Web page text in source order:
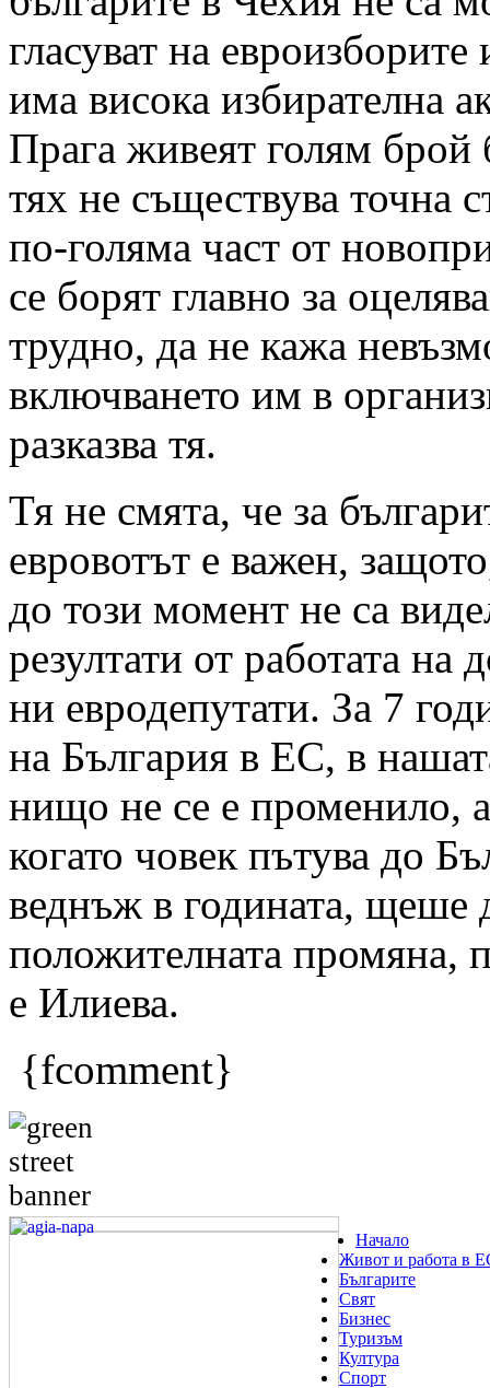
гласуват на
има висока избирателна
Прага живеят голям брой
тях не съществува точна
по-голяма част от
се борят главно за
трудно, да не кажа
включването им в
разказва тя.
Тя не смята, че за
евровотът е важен,
до този момент не са
резултати от работата на
ни евродепутати. За 7
на България в ЕС, в
нищо не се е променило,
когато човек пътува до
веднъж в годината, щеше
положителната промяна,
е Илиева.
{fcomment}
Начало
Живот и работа в
Българите
Свят
Бизнес
Туризъм
Култура
Спорт